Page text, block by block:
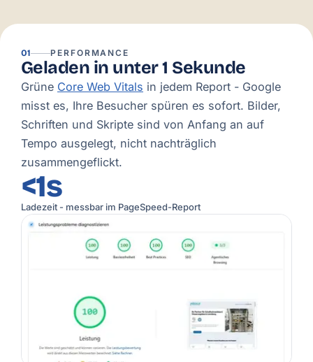
01 PERFORMANCE
Geladen in unter 1 Sekunde
Grüne Core Web Vitals in jedem Report - Google
misst es, Ihre Besucher spüren es sofort. Bilder,
Schriften und Skripte sind von Anfang an auf
Tempo ausgelegt, nicht nachträglich
zusammengeflickt.
<1s
Ladezeit - messbar im PageSpeed-Report